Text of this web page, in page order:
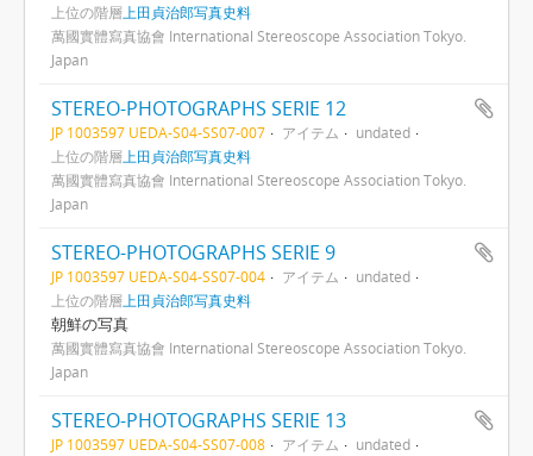
上位の階層 上田貞治郎写真史料
萬國實體寫真協會 International Stereoscope Association Tokyo.
Japan
STEREO-PHOTOGRAPHS SERIE 12
JP 1003597 UEDA-S04-SS07-007 アイテム
undated
上位の階層 上田貞治郎写真史料
萬國實體寫真協會 International Stereoscope Association Tokyo.
Japan
STEREO-PHOTOGRAPHS SERIE 9
JP 1003597 UEDA-S04-SS07-004 アイテム
undated
上位の階層 上田貞治郎写真史料
朝鮮の写真
萬國實體寫真協會 International Stereoscope Association Tokyo.
Japan
STEREO-PHOTOGRAPHS SERIE 13
JP 1003597 UEDA-S04-SS07-008 アイテム undated